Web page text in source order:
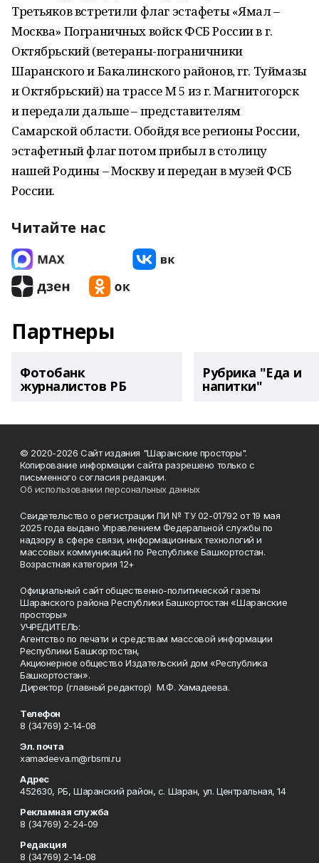
Третьяков встретили флаг эстафеты «Ямал –
Москва» Пограничных войск ФСБ России в г.
Октябрьский (ветераны-пограничники
Шаранского и Бакалинского районов, гг. Туймазы
и Октябрьский) на трассе М 5 из г. Магнитогорск
и передали дальше – представителям
Самарской области. Обойдя все регионы России,
эстафетный флаг потом прибыл в столицу
нашей Родины – Москву и передан в музей ФСБ
России.
Читайте нас
Партнеры
Фотобанк
журналистов РБ
Рубрика "Еда и
напитки"
© 2020-2026 Сайт издания "Шаранские просторы".
Копирование информации сайта разрешено только с
письменного согласия редакции.
Об использовании персональных данных
Свидетельство о регистрации ПИ № ТУ 02-01792 от 19 мая
2025 года выдано Управлением Федеральной службы по
надзору в сфере связи, информационных технологий и
массовых коммуникаций по Республике Башкортостан.
Возрастная категория 12+
Официальный сайт общественно-политической газеты
Шаранского района Республики Башкортостан «Шаранские
просторы»
УЧРЕДИТЕЛЬ:
Агентство по печати и средствам массовой информации
Республики Башкортостан,
Акционерное общество Издательский дом «Республика
Башкортостан».
Директор (главный редактор) М.Ф. Хамадеева.
Телефон
8 (34769) 2-14-08
Эл. почта
xamadeeva.m@rbsmi.ru
Адрес
452630, РБ, Шаранский район, с. Шаран, ул. Центральная, 14
Рекламная служба
8 (34769) 2-24-09
Редакция
8 (34769) 2-14-08